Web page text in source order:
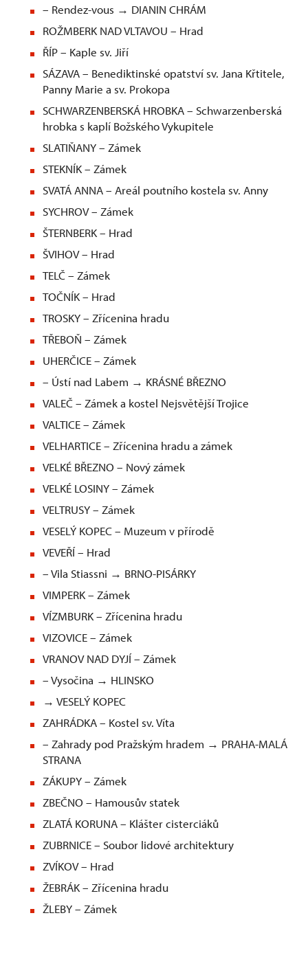
– Rendez-vous → DIANIN CHRÁM
ROŽMBERK NAD VLTAVOU – Hrad
ŘÍP – Kaple sv. Jiří
SÁZAVA – Benediktinské opatství sv. Jana Křtitele,
Panny Marie a sv. Prokopa
SCHWARZENBERSKÁ HROBKA – Schwarzenberská
hrobka s kaplí Božského Vykupitele
SLATIŇANY – Zámek
STEKNÍK – Zámek
SVATÁ ANNA – Areál poutního kostela sv. Anny
SYCHROV – Zámek
ŠTERNBERK – Hrad
ŠVIHOV – Hrad
TELČ – Zámek
TOČNÍK – Hrad
TROSKY – Zřícenina hradu
TŘEBOŇ – Zámek
UHERČICE – Zámek
– Ústí nad Labem → KRÁSNÉ BŘEZNO
VALEČ – Zámek a kostel Nejsvětější Trojice
VALTICE – Zámek
VELHARTICE – Zřícenina hradu a zámek
VELKÉ BŘEZNO – Nový zámek
VELKÉ LOSINY – Zámek
VELTRUSY – Zámek
VESELÝ KOPEC – Muzeum v přírodě
VEVEŘÍ – Hrad
– Vila Stiassni → BRNO-PISÁRKY
VIMPERK – Zámek
VÍZMBURK – Zřícenina hradu
VIZOVICE – Zámek
VRANOV NAD DYJÍ – Zámek
– Vysočina → HLINSKO
→ VESELÝ KOPEC
ZAHRÁDKA – Kostel sv. Víta
– Zahrady pod Pražským hradem → PRAHA-MALÁ
STRANA
ZÁKUPY – Zámek
ZBEČNO – Hamousův statek
ZLATÁ KORUNA – Klášter cisterciáků
ZUBRNICE – Soubor lidové architektury
ZVÍKOV – Hrad
ŽEBRÁK – Zřícenina hradu
ŽLEBY – Zámek